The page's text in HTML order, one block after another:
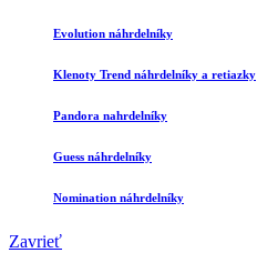
Evolution náhrdelníky
Klenoty Trend náhrdelníky a retiazky
Pandora nahrdelníky
Guess náhrdelníky
Nomination náhrdelníky
Zavrieť